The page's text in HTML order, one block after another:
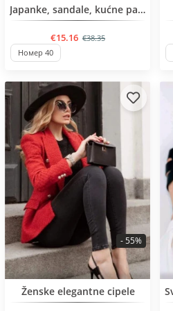
BESTSELLERJapanke, sandale, kućne papuče, crocs
€15.16 €38.35
Номер 40
BESTSELLER
Ženske elegantne cipele
- 55%